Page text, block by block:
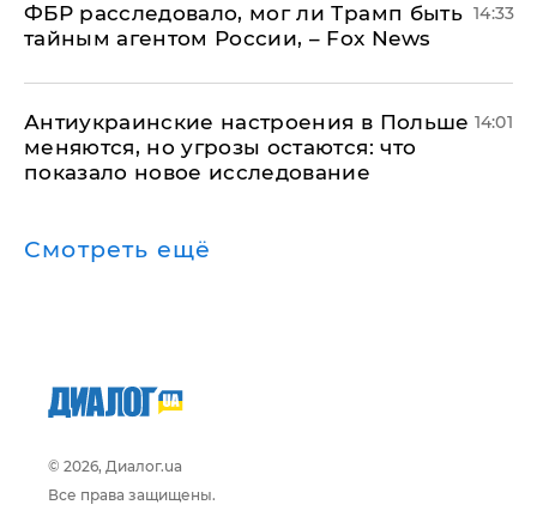
ФБР расследовало, мог ли Трамп быть
тайным агентом России, – Fox News
14:33
Антиукраинские настроения в Польше
меняются, но угрозы остаются: что
показало новое исследование
14:01
Смотреть ещё
© 2026, Диалог.ua
Все права защищены.